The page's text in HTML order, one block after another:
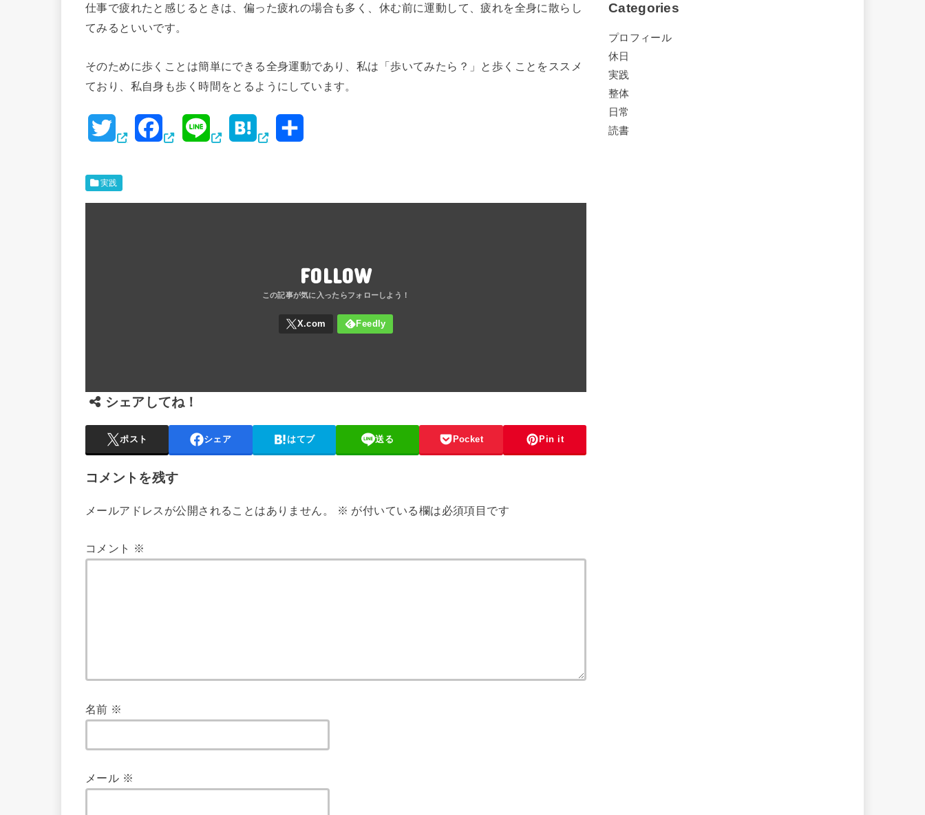
仕事で疲れたと感じるときは、偏った疲れの場合も多く、休む前に運動して、疲れを全身に散らし
てみるといいです。
そのために歩くことは簡単にできる全身運動であり、私は「歩いてみたら？」と歩くことをススメ
ており、私自身も歩く時間をとるようにしています。
i
実践
FOLLOW
シェアしてね！
ポスト シェア はてブ 送る Pocket Pin it
コメントを残す
メールアドレスが公開されることはありません。 ※ が付いている欄は必須項目です
コメント ※
名前 ※
メール ※
Categories
プロフィール
休日
実践
整体
日常
読書